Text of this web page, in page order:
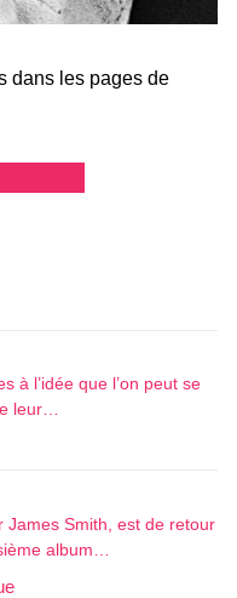
dans les pages de
à l’idée que l’on peut se
leur…
James Smith, est de retour
album…